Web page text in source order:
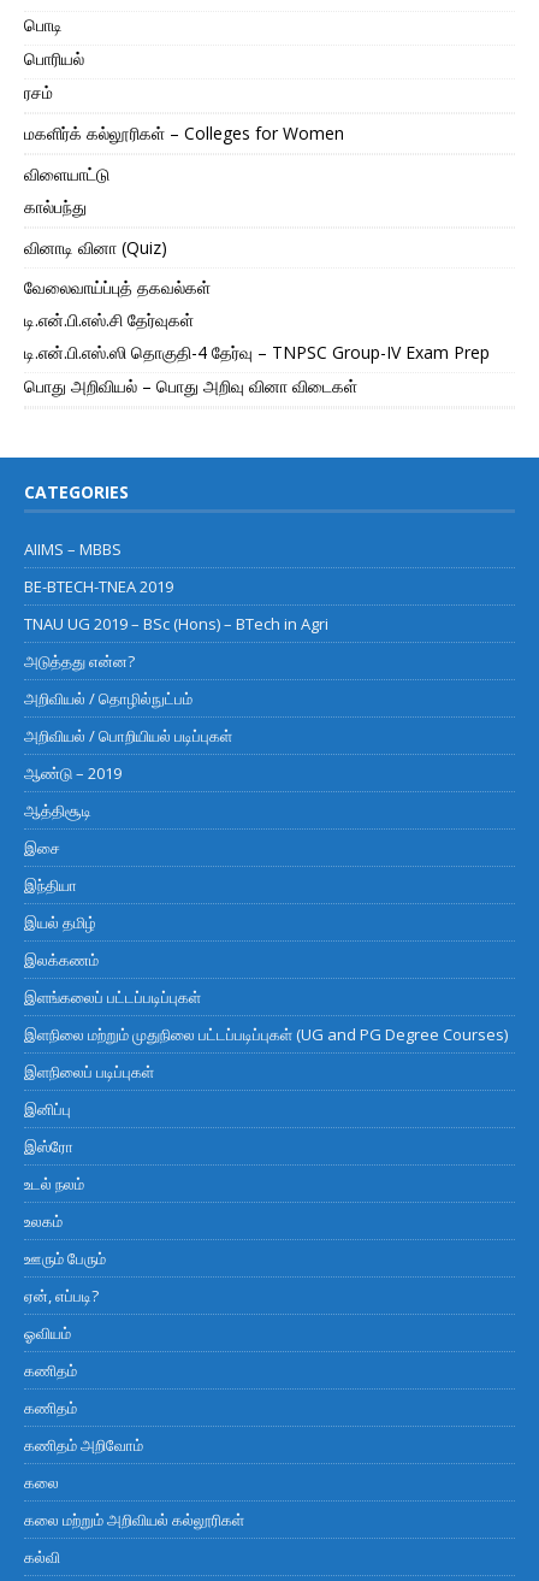
பொடி
பொரியல்
ரசம்
மகளிர்க் கல்லூரிகள் – Colleges for Women
விளையாட்டு
கால்பந்து
வினாடி வினா (Quiz)
வேலைவாய்ப்புத் தகவல்கள்
டி.என்.பி.எஸ்.சி தேர்வுகள்
டி.என்.பி.எஸ்.ஸி தொகுதி-4 தேர்வு – TNPSC Group-IV Exam Prep
பொது அறிவியல் – பொது அறிவு வினா விடைகள்
CATEGORIES
AIIMS – MBBS
BE-BTECH-TNEA 2019
TNAU UG 2019 – BSc (Hons) – BTech in Agri
அடுத்தது என்ன?
அறிவியல் / தொழில்நுட்பம்
அறிவியல் / பொறியியல் படிப்புகள்
ஆண்டு – 2019
ஆத்திசூடி
இசை
இந்தியா
இயல் தமிழ்
இலக்கணம்
இளங்கலைப் பட்டப்படிப்புகள்
இளநிலை மற்றும் முதுநிலை பட்டப்படிப்புகள் (UG and PG Degree Courses)
இளநிலைப் படிப்புகள்
இனிப்பு
இஸ்ரோ
உடல் நலம்
உலகம்
ஊரும் பேரும்
ஏன், எப்படி?
ஓவியம்
கணிதம்
கணிதம்
கணிதம் அறிவோம்
கலை
கலை மற்றும் அறிவியல் கல்லூரிகள்
கல்வி